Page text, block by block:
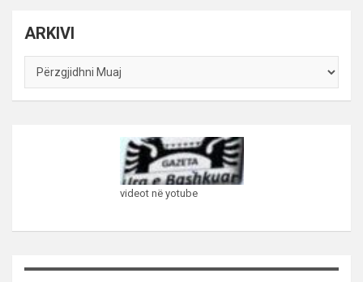
ARKIVI
ARKIVI
videot në yotube